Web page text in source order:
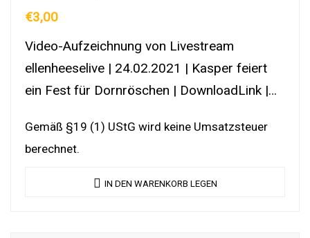
€3,00
Video-Aufzeichnung von Livestream
ellenheeselive | 24.02.2021 | Kasper feiert
ein Fest für Dornröschen | DownloadLink |
Gemäß §19 (1) UStG wird keine Umsatzsteuer
berechnet.
IN DEN WARENKORB LEGEN